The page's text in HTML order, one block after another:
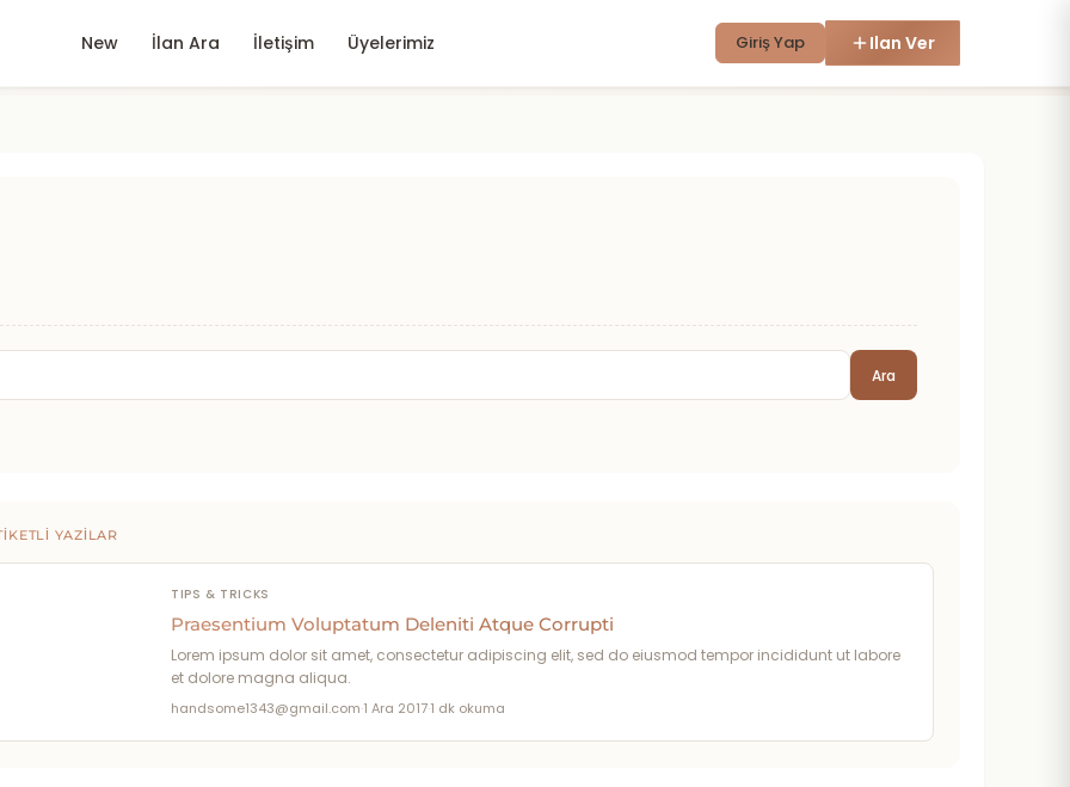
New İlan Ara İletişim Üyelerimiz Giriş Yap Ilan Ver
Ara
YAZILAR
TIPS & TRICKS
Praesentium Voluptatum Deleniti Atque Corrupti
Lorem ipsum dolor sit amet, consectetur adipiscing elit, sed do eiusmod tempor incididunt ut labore
et dolore magna aliqua.
handsome1343@gmail.com·1 Ara 2017·1 dk okuma